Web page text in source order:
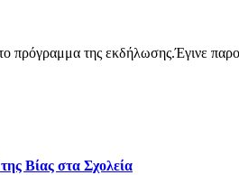
πρόγραμμα της εκδήλωσης.Έγινε
Βίας στα Σχολεία